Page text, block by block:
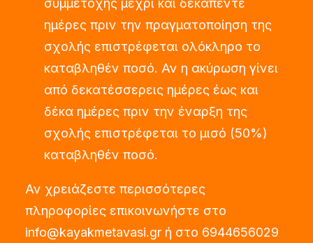
συμμετοχής μέχρι και δεκαπέντε
ημέρες πριν την πραγματοποίηση της
σχολής επιστρέφεται ολόκληρο το
καταβληθέν ποσό. Αν η ακύρωση γίνει
από δεκατέσσερεις ημέρες έως και
δέκα ημέρες πριν την έναρξη της
σχολής επιστρέφεται το μισό (50%)
καταβληθέν ποσό.
Αν χρειάζεστε περισσότερες
πληροφορίες επικοινωνήστε στο
info@kayakmetavasi.gr ή στο 6944656029